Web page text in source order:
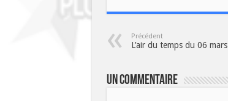
Précédent
L’air du temps du 06 mars
Un commentaire